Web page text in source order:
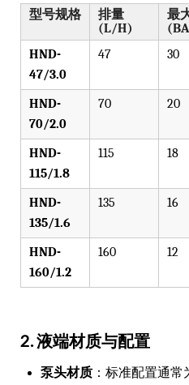
型号规格
排量
(L/H)
最
HND-
47/3.0
47 30
HND-
70/2.0
70 20
HND-
115/1.8
115 18
HND-
135/1.6
135 16
HND-
160/1.2
160 12
2. 液端材质与配置
泵头材质 ：标准配置通常